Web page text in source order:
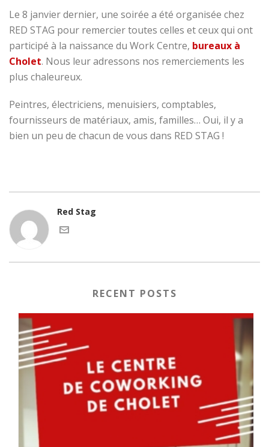
Le 8 janvier dernier, une soirée a été organisée chez
RED STAG pour remercier toutes celles et ceux qui ont
participé à la naissance du Work Centre, bureaux à
Cholet. Nous leur adressons nos remerciements les
plus chaleureux.
Peintres, électriciens, menuisiers, comptables,
fournisseurs de matériaux, amis, familles… Oui, il y a
bien un peu de chacun de vous dans RED STAG !
Red Stag
RECENT POSTS